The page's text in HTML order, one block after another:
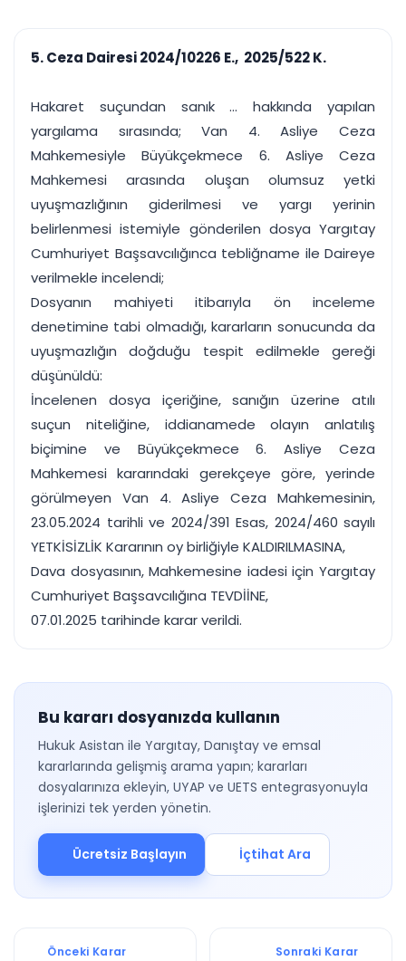
Duruşma ve görev
takvimi
Bildirim
Süreleri asla kaçırmayın
takibi
rapor
Tek panelde uçtan uca yönetim
UYAP & UETS entegrasyonundan finansa, hepsi bir arada.
Tüm özellikleri inceleyin Ücretsiz Başlayın
5. Ceza Dairesi 2024/10226 E., 2025/522 K.
Hakaret suçundan sanık ... hakkında yapılan
yargılama sırasında; Van 4. Asliye Ceza
Mahkemesiyle Büyükçekmece 6. Asliye Ceza
Mahkemesi arasında oluşan olumsuz yetki
uyuşmazlığının giderilmesi ve yargı yerinin
belirlenmesi istemiyle gönderilen dosya Yargıtay
Cumhuriyet Başsavcılığınca tebliğname ile Daireye
verilmekle incelendi;
Dosyanın mahiyeti itibarıyla ön inceleme
denetimine tabi olmadığı, kararların sonucunda da
uyuşmazlığın doğduğu tespit edilmekle gereği
düşünüldü:
İncelenen dosya içeriğine, sanığın üzerine atılı
suçun niteliğine, iddianamede olayın anlatılış
biçimine ve Büyükçekmece 6. Asliye Ceza
Mahkemesi kararındaki gerekçeye göre, yerinde
görülmeyen Van 4. Asliye Ceza Mahkemesinin,
23.05.2024 tarihli ve 2024/391 Esas, 2024/460 sayılı
YETKİSİZLİK Kararının oy birliğiyle KALDIRILMASINA,
Dava dosyasının, Mahkemesine iadesi için Yargıtay
Cumhuriyet Başsavcılığına TEVDİİNE,
07.01.2025 tarihinde karar verildi.
Bu kararı dosyanızda kullanın
Hukuk Asistan ile Yargıtay, Danıştay ve emsal
kararlarında gelişmiş arama yapın; kararları
dosyalarınıza ekleyin, UYAP ve UETS entegrasyonuyla
işlerinizi tek yerden yönetin.
Ücretsiz Başlayın İçtihat Ara
Önceki Karar Sonraki Karar